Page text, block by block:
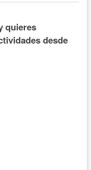
quieres
desde